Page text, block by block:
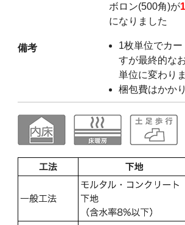
備考
ボロン(500角)が
になりました
1枚単位でカ
すが最終的な
単位に変わりま
梱包費はかか